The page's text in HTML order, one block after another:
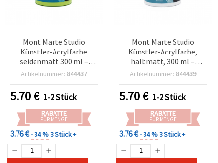
Mont Marte Studio
Künstler-Acrylfarbe
seidenmatt 300 ml –
Gelbgrün
Artikelnummer: 844437
5.70€ 1-2 Stück
RABATTE
FÜR MENGE
3.76 €- 34 %3 Stück +
Mont Marte Studio
Künstler-Acrylfarbe,
halbmatt, 300 ml –
Chinesischweiß
Artikelnummer: 844439
5.70€ 1-2 Stück
RABATTE
FÜR MENGE
3.76 €- 34 %3 Stück +